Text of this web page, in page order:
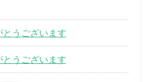
とうございます
とうございます